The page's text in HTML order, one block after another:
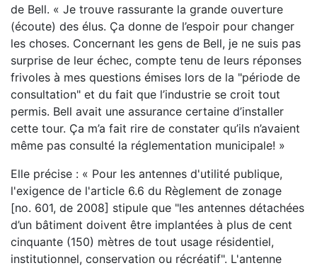
de Bell. « Je trouve rassurante la grande ouverture
(écoute) des élus. Ça donne de l’espoir pour changer
les choses. Concernant les gens de Bell, je ne suis pas
surprise de leur échec, compte tenu de leurs réponses
frivoles à mes questions émises lors de la "période de
consultation" et du fait que l’industrie se croit tout
permis. Bell avait une assurance certaine d’installer
cette tour. Ça m’a fait rire de constater qu’ils n’avaient
même pas consulté la réglementation municipale! »
Elle précise : « Pour les antennes d'utilité publique,
l'exigence de l'article 6.6 du Règlement de zonage
[no. 601, de 2008] stipule que "les antennes détachées
d’un bâtiment doivent être implantées à plus de cent
cinquante (150) mètres de tout usage résidentiel,
institutionnel, conservation ou récréatif". L'antenne